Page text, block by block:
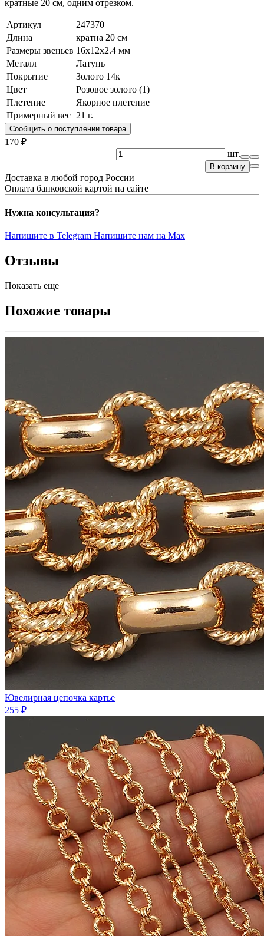
кратные 20 см, одним отрезком.
Артикул
247370
Длина
кратна 20 см
Размеры звеньев 16x12x2.4 мм
Металл
Латунь
Покрытие
Золото 14к
Цвет
Розовое золото (1)
Плетение
Якорное плетение
Примерный вес 21 г.
Сообщить о поступлении товара
170 ₽
шт.
В корзину
Доставка в любой город России
Оплата банковской картой на сайте
Нужна консультация?
Напишите в Telegram Напишите нам на Max
Отзывы
Показать еще
Похожие товары
Ювелирная цепочка картье
255 ₽